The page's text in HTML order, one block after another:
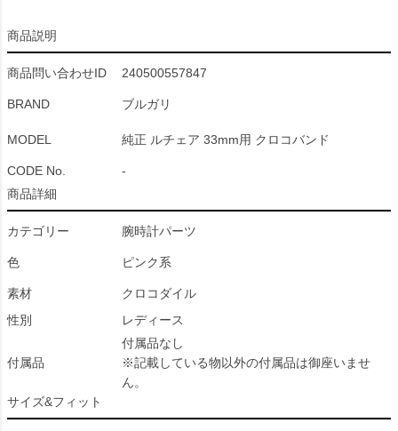
商品説明
商品問い合わせID 240500557847
BRAND ブルガリ
MODEL 純正 ルチェア 33mm用 クロコバンド
CODE No.
-
商品詳細
カテゴリー 腕時計パーツ
色 ピンク系
素材
クロコダイル
性別
レディース
付属品
付属品なし
※記載している物以外の付属品は御座いませ
ん。
サイズ&フィット